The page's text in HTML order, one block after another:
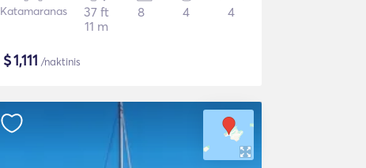
Katamaranas
37 ft
11 m
8 4 4
$1,111 /naktinis